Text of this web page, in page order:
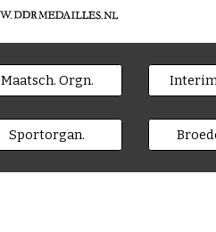
Maatsch. Orgn.
Sportorgan.